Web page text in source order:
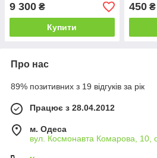
9 300 ₴
Купити
450₴
Про нас
89% позитивних з 19 відгуків за рік
Працює з 28.04.2012
м. Одеса
вул. Космонавта Комарова, 10,